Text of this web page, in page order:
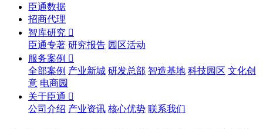
臣通数据
招商代理
智库研究 
臣通专著 研究报告 园区活动
服务案例 
全部案例 产业新城 研发总部 智造基地 科技园区 文化创
意 电商园
关于臣通 
公司介绍 产业资讯 核心优势 联系我们